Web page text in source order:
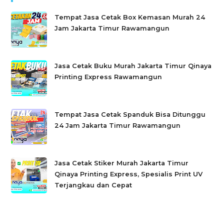
Tempat Jasa Cetak Box Kemasan Murah 24
Jam Jakarta Timur Rawamangun
Jasa Cetak Buku Murah Jakarta Timur Qinaya
Printing Express Rawamangun
Tempat Jasa Cetak Spanduk Bisa Ditunggu
24 Jam Jakarta Timur Rawamangun
Jasa Cetak Stiker Murah Jakarta Timur
Qinaya Printing Express, Spesialis Print UV
Terjangkau dan Cepat